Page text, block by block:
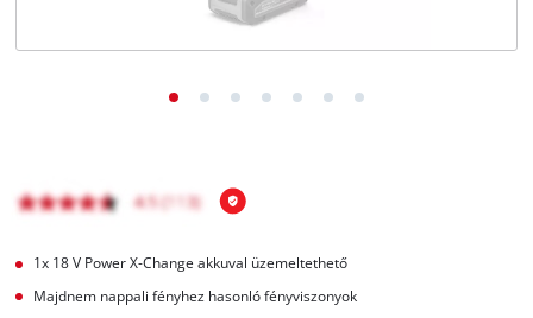
1x 18 V Power X-Change akkuval üzemeltethető
Majdnem nappali fényhez hasonló fényviszonyok